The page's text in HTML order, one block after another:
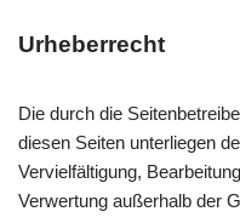
Urheberrecht
Die durch die
diesen Seiten unterliegen
Vervielfältigung,
Verwertung außerhalb der